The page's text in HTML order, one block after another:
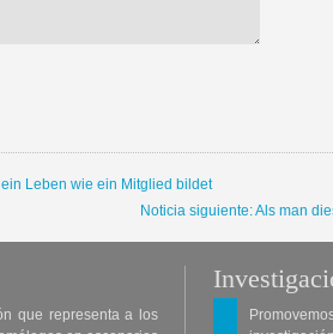
Leben wie ein Mitglied bildet
Noticia siguiente: Als man
que representa a los